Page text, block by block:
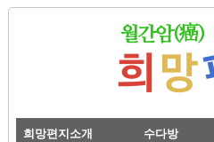
희망편지소개 수다방